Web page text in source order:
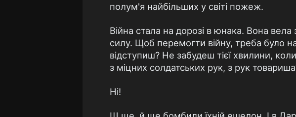
полум'я найбiльших у свiтi пожеж.
Вiйна стала на дорозi в юнака. Вона
силу. Щоб перемогти вiйну, треба було
вiдступиш? Не забудеш тiєї хвилини,
з мiцних солдатських рук, з рук
Нi!